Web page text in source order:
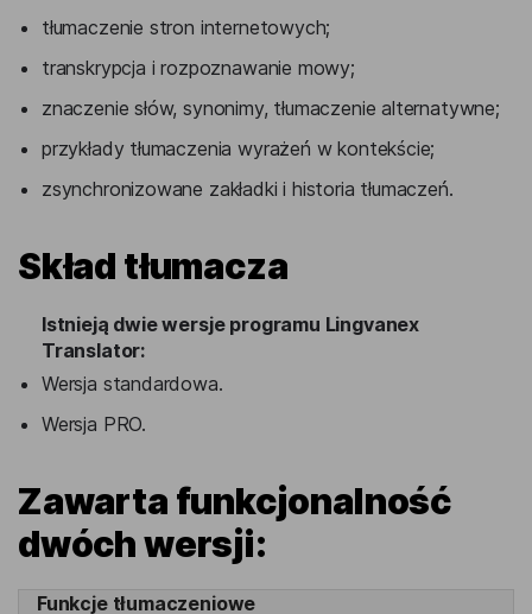
tłumaczenie stron internetowych;
transkrypcja i rozpoznawanie mowy;
znaczenie słów, synonimy, tłumaczenie alternatywne;
przykłady tłumaczenia wyrażeń w kontekście;
zsynchronizowane zakładki i historia tłumaczeń.
Skład tłumacza
Istnieją dwie wersje programu Lingvanex
Translator:
Wersja standardowa.
Wersja PRO.
Zawarta funkcjonalność
dwóch wersji: